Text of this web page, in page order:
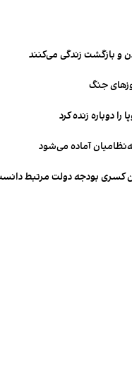
و بازگشت زندگی می‌کنند
جنگ
دوباره زنده کرد
آماده می‌شود
کسری بودجه دولت مرتبط